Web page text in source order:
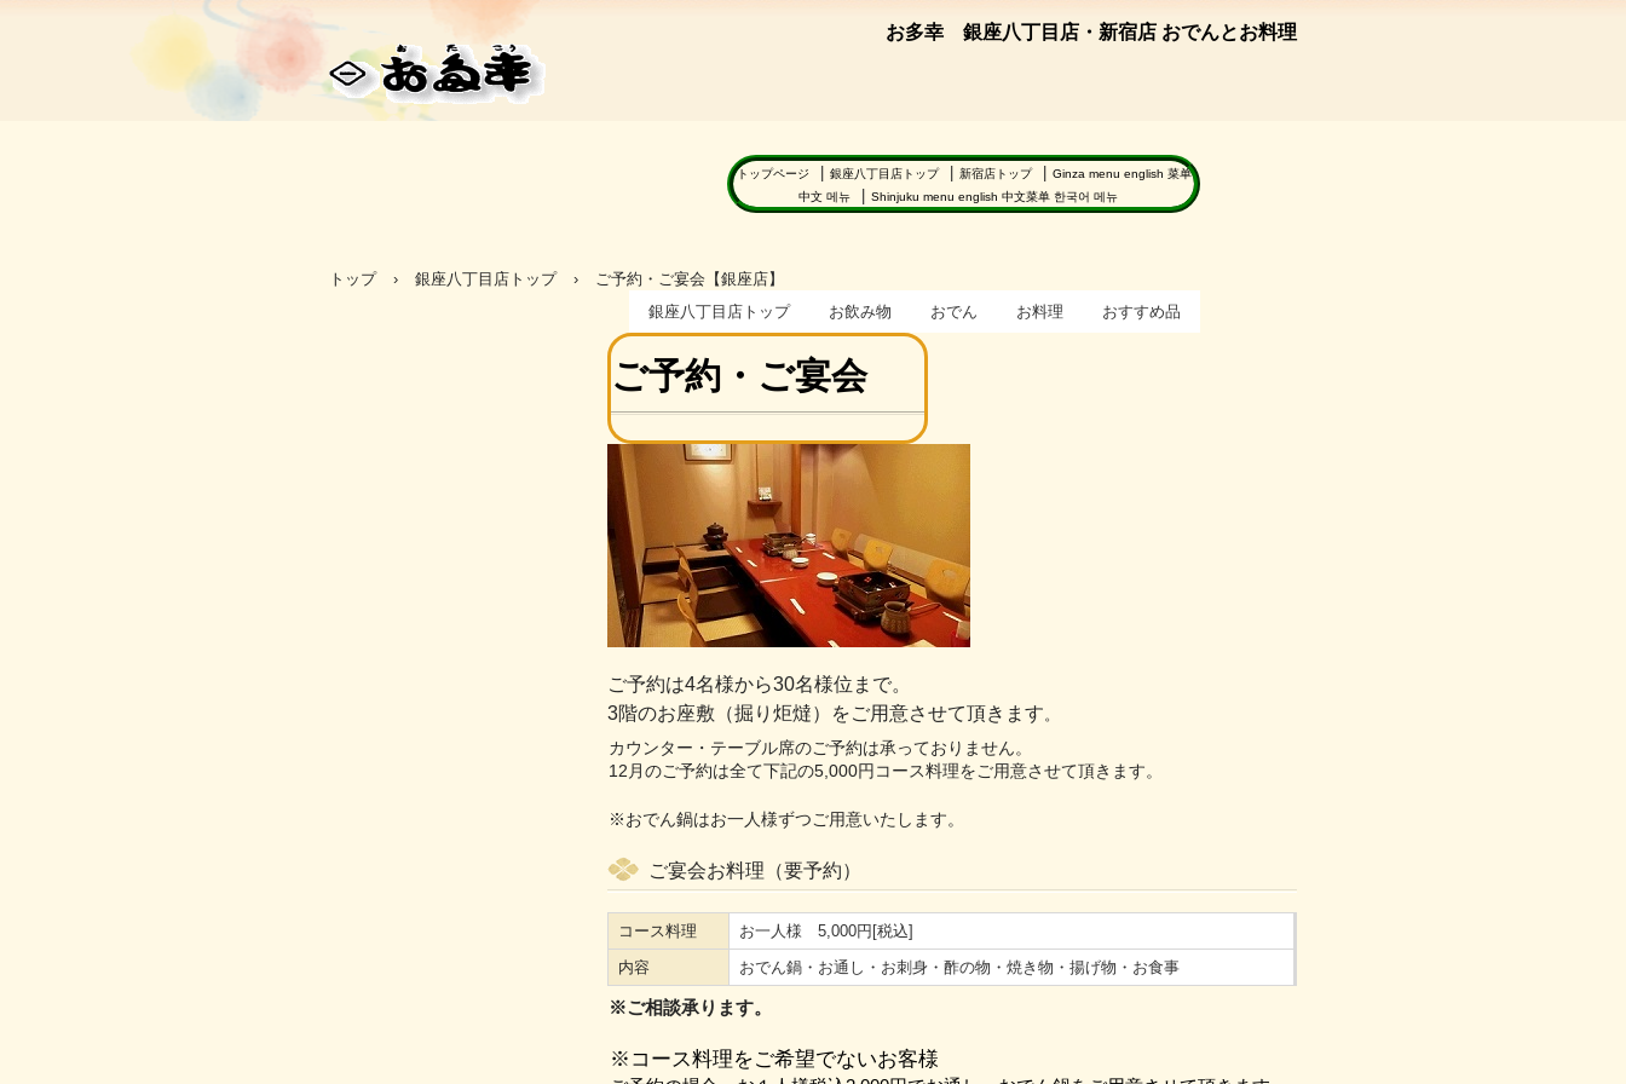
お多幸 ㈱野田屋
お多幸 銀座八丁目店・新宿店 おでんとお料理
トップページ 銀座八丁目店トップ 新宿店トップ
Ginza menu english 菜单
中文 메뉴
Shinjuku menu english 中文菜单 한국어 메뉴
トップ › 銀座八丁目店トップ ›
ご予約・ご宴会【銀座店】
銀座八丁目店トップ
お飲み物 おでん お料理 おすすめ品
ご予約・ご宴会
ご予約は4名様から30名様位まで。
3階のお座敷（掘り炬燵）をご用意させて頂きます 。
カウンター・テーブル席のご予約は承っておりません。
12月のご予約は全て下記の5,000円コース料理をご用意させて頂きます。
※おでん鍋はお一人様ずつご用意いたします。
ご宴会お料理（要予約）
コース料理
お一人様 5,000円[税込]
内容
おでん鍋・お通し・お刺身・酢の物・焼き物・揚げ物・お食事
※ご相談承ります。
※コース料理をご希望でないお客様